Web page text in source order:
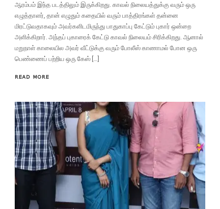
ஆரம்பம் இந்த படத்திலும் இருக்கிறது. காவல் நிலையத்துக்கு வரும் ஒரு
எழுத்தாளர், தான் எழுதும் கதையில் வரும் பாத்திரங்கள் தன்னை
மிரட்டுவதாகவும் அவர்களிடமிருந்து பாதுகாப்பு கேட்டும் புகார் ஒன்றை
அளிக்கிறார். அந்தப் புகாரைக் கேட்டு காவல் நிலையம் சிரிக்கிறது. ஆனால்
மறுநாள் காலையில அவர் வீட்டுக்கு வரும் போலீஸ் காணாமல் போன ஒரு
பெண்ணைப் பற்றிய ஒரு கேஸ் […]
READ MORE